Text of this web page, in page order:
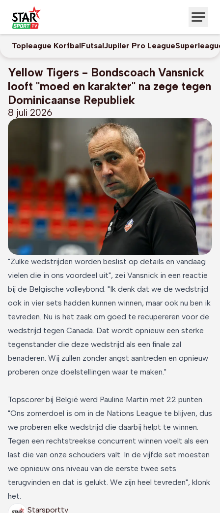
Topleague KorfbalFutsalJupiler Pro League
Yellow Tigers - Bondscoach Vansnick
looft "moed en karakter" na zege tegen
Dominicaanse Republiek
8 juli 2026
"Zulke wedstrijden worden beslist op details en vandaag
vielen die in ons voordeel uit", zei Vansnick in een reactie
bij de Belgische volleybond. "Ik denk dat we de wedstrijd
ook in vier sets hadden kunnen winnen, maar ook nu ben ik
tevreden. Nu is het zaak om goed te recupereren voor de
wedstrijd tegen Canada. Dat wordt opnieuw een sterke
tegenstander die deze wedstrijd als een finale zal
benaderen. Wij zullen zonder angst aantreden en opnieuw
proberen onze doelstellingen waar te maken."
Topscorer bij België werd Pauline Martin met 22 punten.
"Ons zomerdoel is om in de Nations League te blijven, dus
we proberen elke wedstrijd die daarbij helpt te winnen.
Tegen een rechtstreekse concurrent winnen voelt als een
last die van onze schouders valt. In de vijfde set moesten
we opnieuw ons niveau van de eerste twee sets
terugvinden en dat is gelukt. We zijn heel tevreden", klonk
het.
Starsporttv